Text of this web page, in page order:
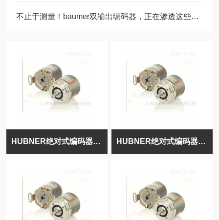
不止于测量！baumer双输出编码器，正在渗透这些关键领域
HUBNER绝对式编码器POG10DN1000|FSL HUBNER绝对式编码器POG10DN1000